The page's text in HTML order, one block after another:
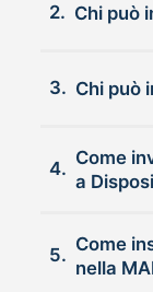
2.
3. Chi può
4.
Come
a
5.
Come
nella